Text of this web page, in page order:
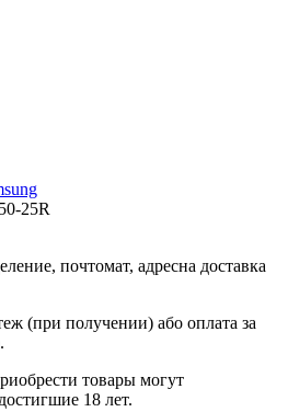
25R
почтомат, адресна доставка
(при получении) або оплата за
товары могут
18 лет.